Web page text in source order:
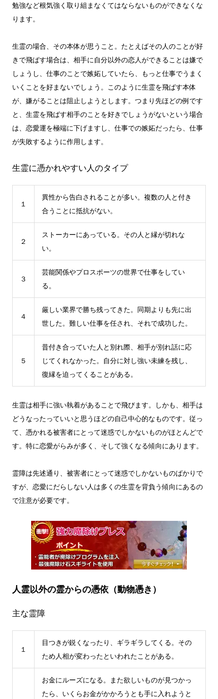
勉強など根気強く取り組まなくてはならないものができなくな
ります。
生霊の場合、その本体が思うこと。たとえばその人のことが好
きで飛ばす場合は、相手に自分以外の恋人ができることは嫌で
しょうし、仕事のことで嫉妬していたら、もっと仕事でうまく
いくことを好まないでしょう。このように生霊を飛ばす本体
が、嫌がることは阻止しようとします。つまり先ほどの例です
と、生霊を飛ばす相手のことを好きでしょうがないという場合
は、恋愛運を極端に下げますし、仕事での嫉妬だったら、仕事
が失敗するように作用します。
生霊に憑かれやすい人のタイプ
１
異性から告白されることが多い。複数の人と付き
合うことに抵抗がない。
２
ストーカーにあっている。その人と縁が切れな
い。
３
芸能関係やプロスポーツの世界で仕事をしてい
る。
４
厳しい業界で勝ち残ってきた。同期よりも先に出
世した。難しい仕事を任され、それで成功した。
５
昔付き合っていた人と別れ際、相手が別れ話に応
じてくれなかった。自分に対し強い未練を残し、
復縁を迫ってくることがある。
生霊は相手に強い執着があることで飛びます。しかも、相手は
どうなったっていいと思うほどの自己中心的なものです。従っ
て、憑かれる被害者にとって迷惑でしかないものがほとんどで
す。特に恋愛がらみが多く、そして強くなる傾向にあります。
霊障は先述通り、被害者にとって迷惑でしかないものばかりで
すが、恋愛にだらしない人は多くの生霊を背負う傾向にあるの
で注意が必要です。
人霊以外の霊からの憑依（動物憑き）
主な霊障
１
目つきが鋭くなったり、ギラギラしてくる。その
ため人相が変わったといわれたことがある。
お金にルーズになる。また欲しいものが見つかっ
たら、いくらお金がかかろうとも手に入れようと